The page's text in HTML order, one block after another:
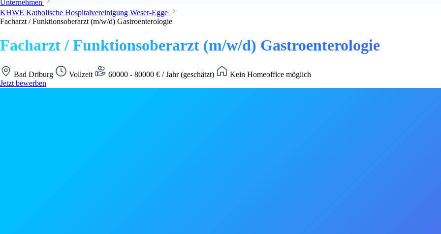
Unternehmen
KHWE Katholische Hospitalvereinigung Weser-Egge
Facharzt / Funktionsoberarzt (m/w/d) Gastroenterologie
Facharzt / Funktionsoberarzt (m/w/d) Gastroenterologie
Bad Driburg Vollzeit 60000 - 80000 € / Jahr (geschätzt)
Kein Homeoffice möglich
Jetzt bewerben